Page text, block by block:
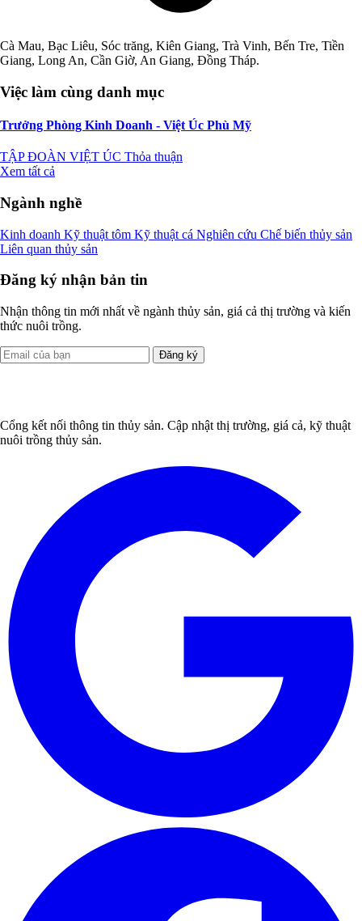
Cà Mau, Bạc Liêu, Sóc trăng, Kiên Giang, Trà Vinh, Bến Tre, Tiền
Giang, Long An, Cần Giờ, An Giang, Đồng Tháp.
Việc làm cùng danh mục
Trưởng Phòng Kinh Doanh - Việt Úc Phù Mỹ
TẬP ĐOÀN VIỆT ÚC Thỏa thuận
Xem tất cả
Ngành nghề
Kinh doanh Kỹ thuật tôm Kỹ thuật cá Nghiên cứu Chế biến thủy sản
Liên quan thủy sản
Đăng ký nhận bản tin
Nhận thông tin mới nhất về ngành thủy sản, giá cả thị trường và kiến
thức nuôi trồng.
Đăng ký
Cổng kết nối thông tin thủy sản. Cập nhật thị trường, giá cả, kỹ thuật
nuôi trồng thủy sản.